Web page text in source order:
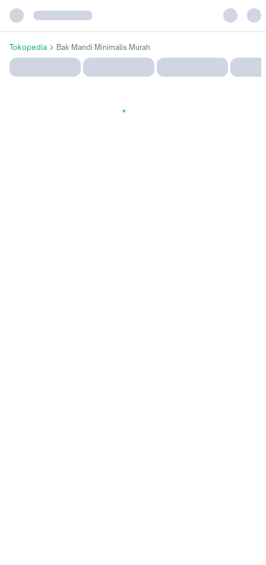
Tokopedia Bak Mandi Minimalis Murah